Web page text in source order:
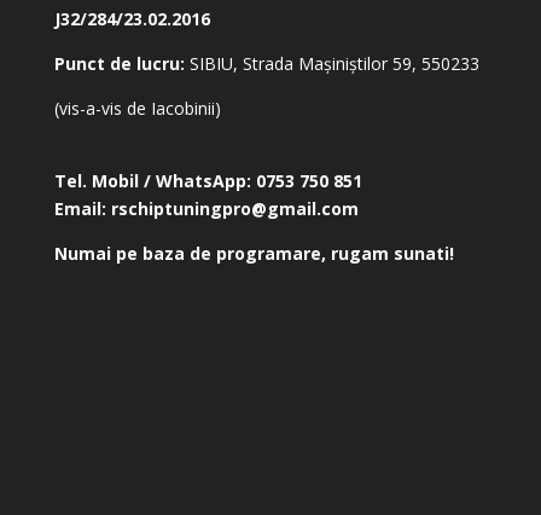
J32/284/23.02.2016
Punct de lucru: SIBIU, Strada Mașiniștilor 59, 550233
(vis-a-vis de Iacobinii)
Tel. Mobil / WhatsApp: 0753 750 851
Email: rschiptuningpro@gmail.com
Numai pe baza de programare, rugam sunati!